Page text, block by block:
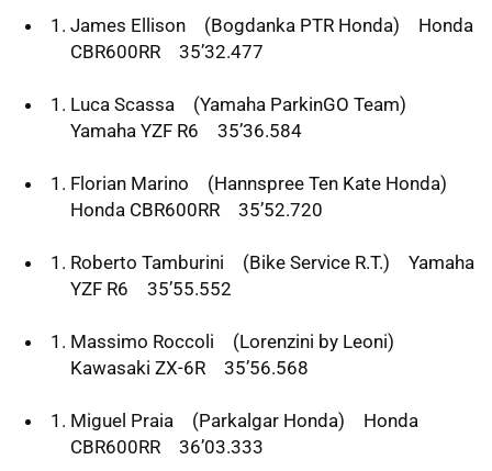
James Ellison (Bogdanka PTR Honda) Honda
CBR600RR 35’32.477
Luca Scassa (Yamaha ParkinGO Team)
Yamaha YZF R6 35’36.584
Florian Marino (Hannspree Ten Kate Honda)
Honda CBR600RR 35’52.720
Roberto Tamburini (Bike Service R.T.) Yamaha
YZF R6 35’55.552
Massimo Roccoli (Lorenzini by Leoni)
Kawasaki ZX-6R 35’56.568
Miguel Praia (Parkalgar Honda) Honda
CBR600RR 36’03.333